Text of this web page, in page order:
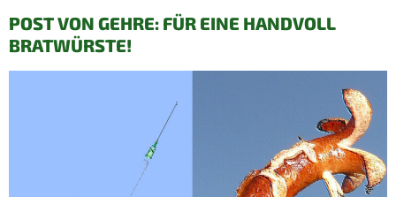
POST VON GEHRE: FÜR EINE HANDVOLL
BRATWÜRSTE!